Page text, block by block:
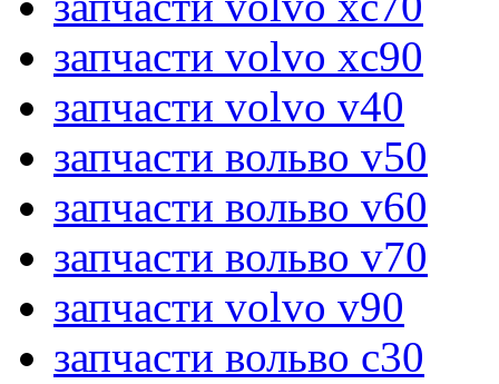
запчасти volvo xc90
запчасти volvo v40
запчасти вольво v50
запчасти вольво v60
запчасти вольво v70
запчасти volvo v90
запчасти вольво c30